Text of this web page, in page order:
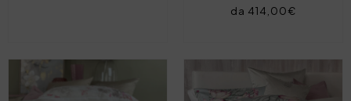
da 414,00€